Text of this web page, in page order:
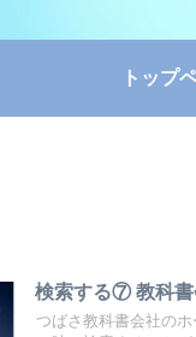
トップ
検索する⑦
つばさ教科書会社の